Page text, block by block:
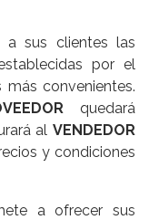
a sus clientes las
por el
convenientes.
quedará
al VENDEDOR
y condiciones
a ofrecer sus